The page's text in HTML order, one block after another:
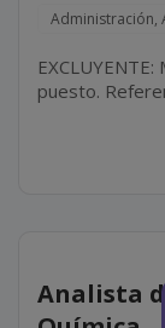
Administración,
EXCLUYENTE: Mayor de 30 años. Experiencia en el
puesto.
Analista